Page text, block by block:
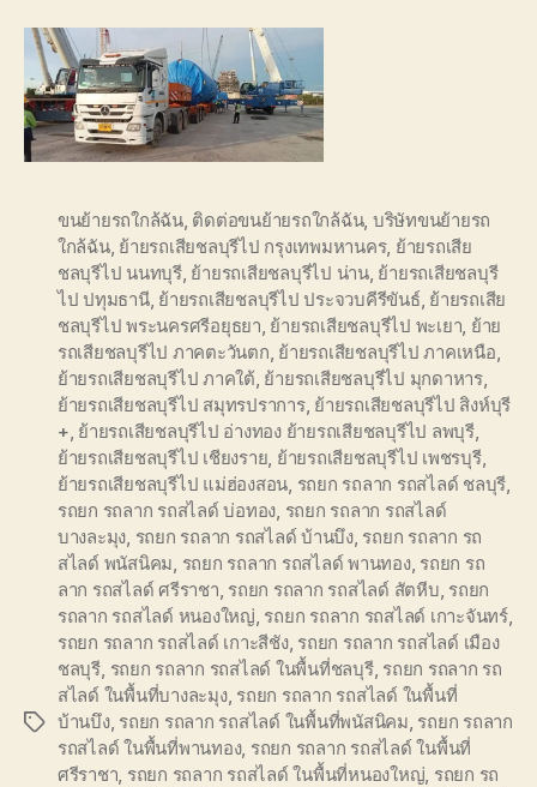
Tags
ขนย้ายรถใกล้ฉัน, ติดต่อขนย้ายรถใกล้ฉัน, บริษัทขนย้ายรถ
ใกล้ฉัน, ย้ายรถเสียชลบุรีไป กรุงเทพมหานคร, ย้ายรถเสีย
ชลบุรีไป นนทบุรี, ย้ายรถเสียชลบุรีไป น่าน, ย้ายรถเสียชลบุรี
ไป ปทุมธานี, ย้ายรถเสียชลบุรีไป ประจวบคีรีขันธ์, ย้ายรถเสีย
ชลบุรีไป พระนครศรีอยุธยา ย้ายรถเสียชลบุรีไป พะเยา ย้าย
รถเสียชลบุรีไป ภาคตะวันตก ย้ายรถเสียชลบุรีไป ภาคเหนือ
ย้ายรถเสียชลบุรีไป ภาคใต้ ย้ายรถเสียชลบุรีไป มุกดาหาร,
ย้ายรถเสียชลบุรีไป สมุทรปราการ, ย้ายรถเสียชลบุรีไป สิงห์บุรี
+ ย้ายรถเสียชลบุรีไป อ่างทอง ย้ายรถเสียชลบุรีไป ลพบุรี,
ย้ายรถเสียชลบุรีไป เชียงราย ย้ายรถเสียชลบุรีไป เพชรบุรี,
ย้ายรถเสียชลบุรีไป แม่ฮ่องสอน รถยก รถลาก รถสไลด์ ชลบุรี
รถยก รถลาก รถสไลด์ บ่อทอง รถยก รถลาก รถสไลด์
บางละมุง รถยก รถลาก รถสไลด์ บ้านบึง, รถยก รถลาก รถ
สไลด์ พนัสนิคม รถยก รถลาก รถสไลด์ พานทอง, รถยก รถ
ลาก รถสไลด์ ศรีราชา รถยก รถลาก รถสไลด์ สัตหีบ รถยก
รถลาก รถสไลด์ หนองใหญ่ รถยก รถลาก รถสไลด์ เกาะจันทร์,
รถยก รถลาก รถสไลด์ เกาะสีชัง, รถยก รถลาก รถสไลด์ เมือง
ชลบุรี รถยก รถลาก รถสไลด์ ในพื้นที่ชลบุรี, รถยก รถลาก รถ
สไลด์ ในพื้นที่บางละมุง, รถยก รถลาก รถสไลด์ ในพื้นที่
บ้านบึง, รถยก รถลาก รถสไลด์ ในพื้นที่พนัสนิคม รถยก รถลาก
รถสไลด์ ในพื้นที่พานทอง, รถยก รถลาก รถสไลด์ ในพื้นที่
ศรีราชา รถยก รถลาก รถสไลด์ ในพื้นที่หนองใหญ่ รถยก รถ